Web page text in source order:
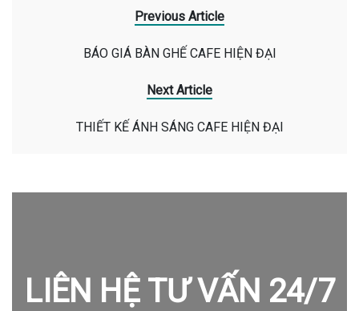
Previous Article
BÁO GIÁ BÀN GHẾ CAFE HIỆN ĐẠI
Next Article
THIẾT KẾ ÁNH SÁNG CAFE HIỆN ĐẠI
LIÊN HỆ TƯ VẤN 24/7